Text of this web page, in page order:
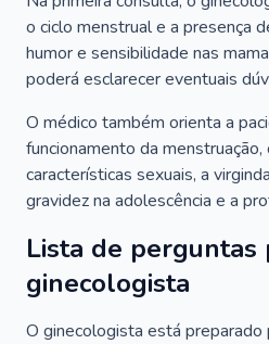
o ciclo menstrual e a presença
humor e sensibilidade nas
poderá esclarecer eventuais
O médico também orienta a
funcionamento da
características sexuais, a
gravidez na adolescência e a
Lista de perguntas
ginecologista
O ginecologista está preparado